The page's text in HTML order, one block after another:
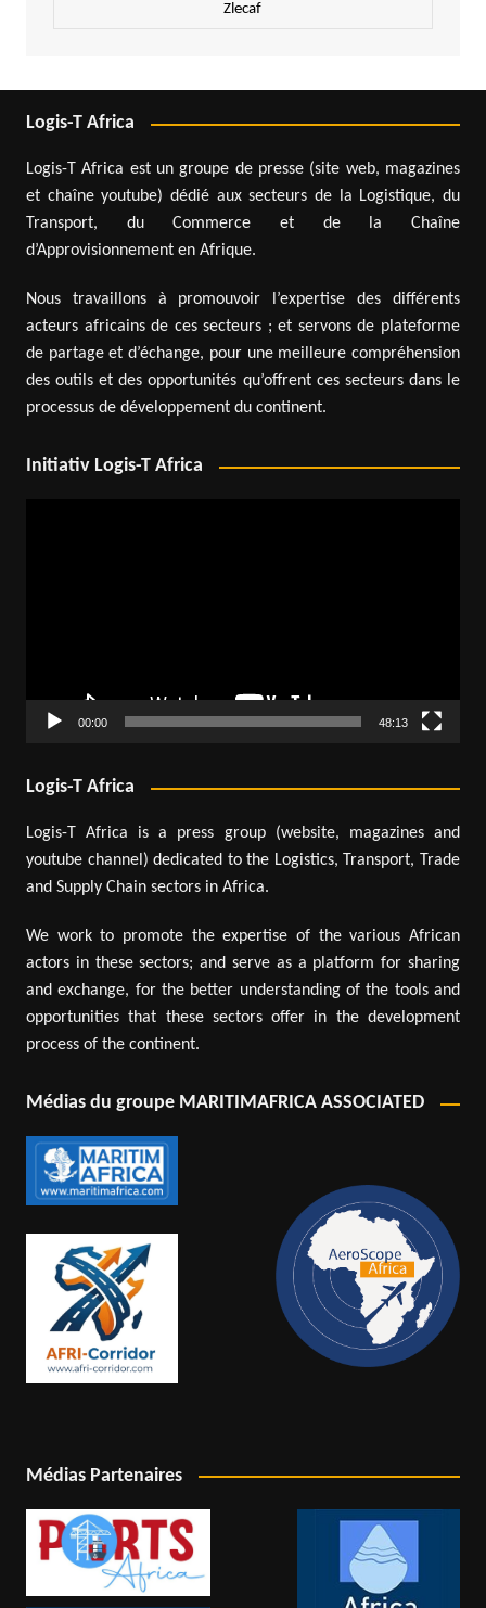
Zlecaf
Logis-T Africa
Logis-T Africa est un groupe de presse (site web, magazines
et chaîne youtube) dédié aux secteurs de la Logistique, du
Transport, du Commerce et de la Chaîne
d’Approvisionnement en Afrique.
Nous travaillons à promouvoir l’expertise des différents
acteurs africains de ces secteurs ; et servons de plateforme
de partage et d’échange, pour une meilleure compréhension
des outils et des opportunités qu’offrent ces secteurs dans le
processus de développement du continent.
Initiativ Logis-T Africa
00:00 48:13
Logis-T Africa
Logis-T Africa is a press group (website, magazines and
youtube channel) dedicated to the Logistics, Transport, Trade
and Supply Chain sectors in Africa.
We work to promote the expertise of the various African
actors in these sectors; and serve as a platform for sharing
and exchange, for the better understanding of the tools and
opportunities that these sectors offer in the development
process of the continent.
Médias du groupe MARITIMAFRICA ASSOCIATED
Médias Partenaires